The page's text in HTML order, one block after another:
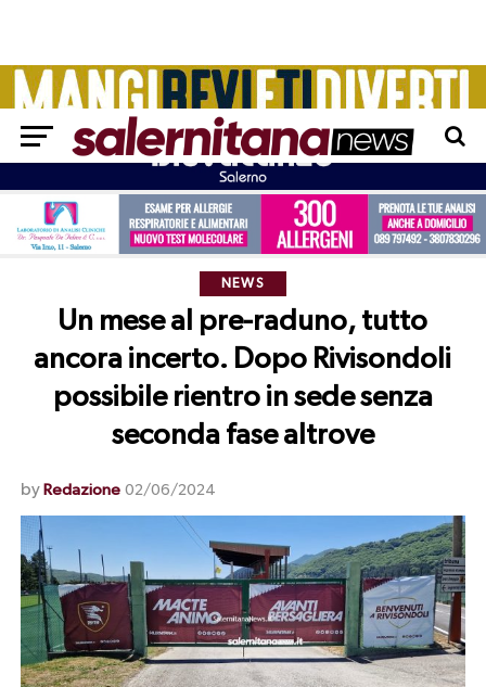
NEWS
Un mese al pre-raduno, tutto
ancora incerto. Dopo Rivisondoli
possibile rientro in sede senza
seconda fase altrove
by Redazione 02/06/2024